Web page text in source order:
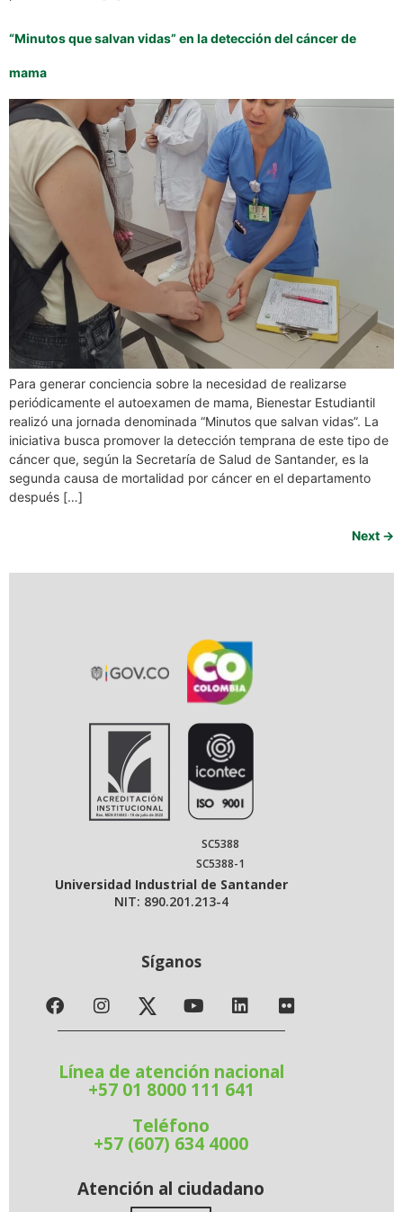
“Minutos que salvan vidas” en la detección del cáncer de
mama
Para generar conciencia sobre la necesidad de realizarse
periódicamente el autoexamen de mama, Bienestar Estudiantil
realizó una jornada denominada “Minutos que salvan vidas”. La
iniciativa busca promover la detección temprana de este tipo de
cáncer que, según la Secretaría de Salud de Santander, es la
segunda causa de mortalidad por cáncer en el departamento
después […]
Next →